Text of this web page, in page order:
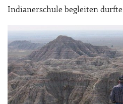
Indianerschule begleiten durfte.